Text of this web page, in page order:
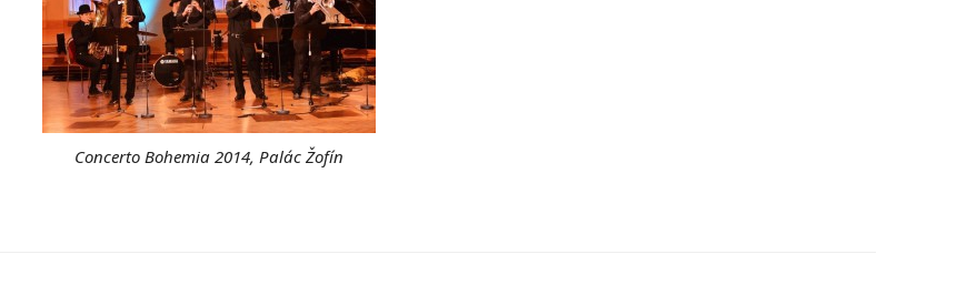
Concerto Bohemia 2014, Palác Žofín